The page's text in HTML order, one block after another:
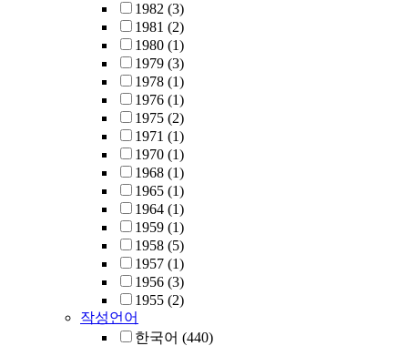
1982 (3)
1981 (2)
1980 (1)
1979 (3)
1978 (1)
1976 (1)
1975 (2)
1971 (1)
1970 (1)
1968 (1)
1965 (1)
1964 (1)
1959 (1)
1958 (5)
1957 (1)
1956 (3)
1955 (2)
작성언어
한국어 (440)